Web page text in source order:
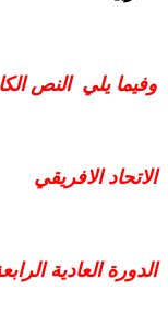
وفيما يلي النص
الاتحاد الافريقي
الدورة العادية